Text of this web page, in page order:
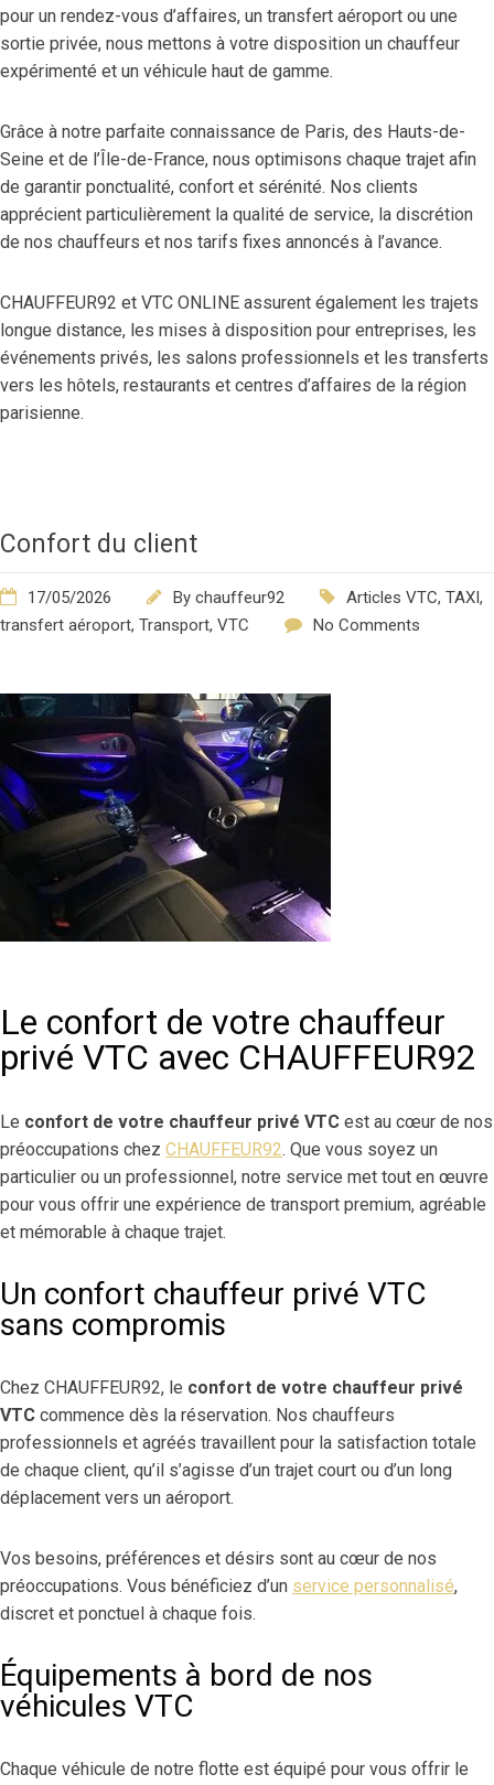
pour un rendez-vous d’affaires, un transfert aéroport ou une
sortie privée, nous mettons à votre disposition un chauffeur
expérimenté et un véhicule haut de gamme.
Grâce à notre parfaite connaissance de Paris, des Hauts-de-
Seine et de l’Île-de-France, nous optimisons chaque trajet afin
de garantir ponctualité, confort et sérénité. Nos clients
apprécient particulièrement la qualité de service, la discrétion
de nos chauffeurs et nos tarifs fixes annoncés à l’avance.
CHAUFFEUR92 et VTC ONLINE assurent également les trajets
longue distance, les mises à disposition pour entreprises, les
événements privés, les salons professionnels et les transferts
vers les hôtels, restaurants et centres d’affaires de la région
parisienne.
Confort du client
17/05/2026 By chauffeur92 Articles VTC, TAXI,
transfert aéroport, Transport, VTC No Comments
Le confort de votre chauffeur
privé VTC avec CHAUFFEUR92
Le confort de votre chauffeur privé VTC est au cœur de nos
préoccupations chez CHAUFFEUR92. Que vous soyez un
particulier ou un professionnel, notre service met tout en œuvre
pour vous offrir une expérience de transport premium, agréable
et mémorable à chaque trajet.
Un confort chauffeur privé VTC
sans compromis
Chez CHAUFFEUR92, le confort de votre chauffeur privé
VTC commence dès la réservation. Nos chauffeurs
professionnels et agréés travaillent pour la satisfaction totale
de chaque client, qu’il s’agisse d’un trajet court ou d’un long
déplacement vers un aéroport.
Vos besoins, préférences et désirs sont au cœur de nos
préoccupations. Vous bénéficiez d’un service personnalisé,
discret et ponctuel à chaque fois.
Équipements à bord de nos
véhicules VTC
Chaque véhicule de notre flotte est équipé pour vous offrir le